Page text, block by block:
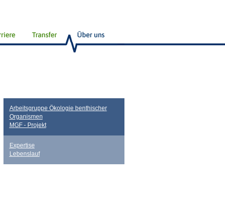
Arbeitsgruppe Ökologie benthischer
Organismen
MGF - Projekt
Expertise
Lebenslauf